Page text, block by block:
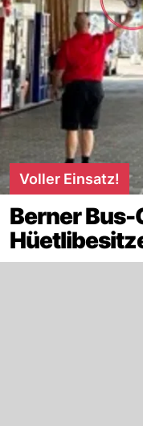
Voller Einsatz!
Berner